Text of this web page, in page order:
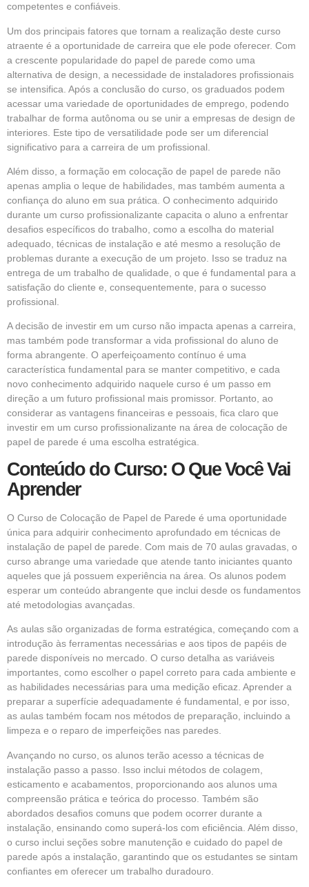
competentes e confiáveis.
Um dos principais fatores que tornam a realização deste curso
atraente é a oportunidade de carreira que ele pode oferecer. Com
a crescente popularidade do papel de parede como uma
alternativa de design, a necessidade de instaladores profissionais
se intensifica. Após a conclusão do curso, os graduados podem
acessar uma variedade de oportunidades de emprego, podendo
trabalhar de forma autônoma ou se unir a empresas de design de
interiores. Este tipo de versatilidade pode ser um diferencial
significativo para a carreira de um profissional.
Além disso, a formação em colocação de papel de parede não
apenas amplia o leque de habilidades, mas também aumenta a
confiança do aluno em sua prática. O conhecimento adquirido
durante um curso profissionalizante capacita o aluno a enfrentar
desafios específicos do trabalho, como a escolha do material
adequado, técnicas de instalação e até mesmo a resolução de
problemas durante a execução de um projeto. Isso se traduz na
entrega de um trabalho de qualidade, o que é fundamental para a
satisfação do cliente e, consequentemente, para o sucesso
profissional.
A decisão de investir em um curso não impacta apenas a carreira,
mas também pode transformar a vida profissional do aluno de
forma abrangente. O aperfeiçoamento contínuo é uma
característica fundamental para se manter competitivo, e cada
novo conhecimento adquirido naquele curso é um passo em
direção a um futuro profissional mais promissor. Portanto, ao
considerar as vantagens financeiras e pessoais, fica claro que
investir em um curso profissionalizante na área de colocação de
papel de parede é uma escolha estratégica.
Conteúdo do Curso: O Que Você Vai
Aprender
O Curso de Colocação de Papel de Parede é uma oportunidade
única para adquirir conhecimento aprofundado em técnicas de
instalação de papel de parede. Com mais de 70 aulas gravadas, o
curso abrange uma variedade que atende tanto iniciantes quanto
aqueles que já possuem experiência na área. Os alunos podem
esperar um conteúdo abrangente que inclui desde os fundamentos
até metodologias avançadas.
As aulas são organizadas de forma estratégica, começando com a
introdução às ferramentas necessárias e aos tipos de papéis de
parede disponíveis no mercado. O curso detalha as variáveis
importantes, como escolher o papel correto para cada ambiente e
as habilidades necessárias para uma medição eficaz. Aprender a
preparar a superfície adequadamente é fundamental, e por isso,
as aulas também focam nos métodos de preparação, incluindo a
limpeza e o reparo de imperfeições nas paredes.
Avançando no curso, os alunos terão acesso a técnicas de
instalação passo a passo. Isso inclui métodos de colagem,
esticamento e acabamentos, proporcionando aos alunos uma
compreensão prática e teórica do processo. Também são
abordados desafios comuns que podem ocorrer durante a
instalação, ensinando como superá-los com eficiência. Além disso,
o curso inclui seções sobre manutenção e cuidado do papel de
parede após a instalação, garantindo que os estudantes se sintam
confiantes em oferecer um trabalho duradouro.